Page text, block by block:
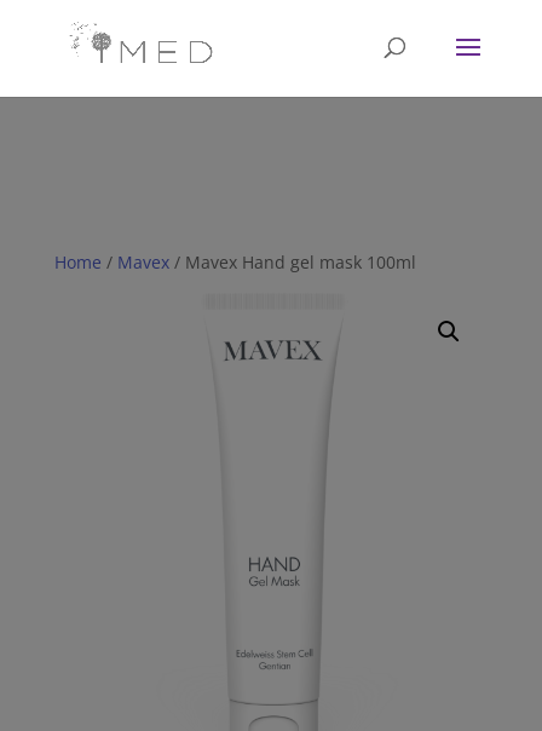
fbq('init', '<1751628081702672>'); fbq('track', 'PageView'); // Once
affirmative consent has been granted fbq('consent', 'grant');
Home / Mavex/ Mavex Hand gel mask 100ml